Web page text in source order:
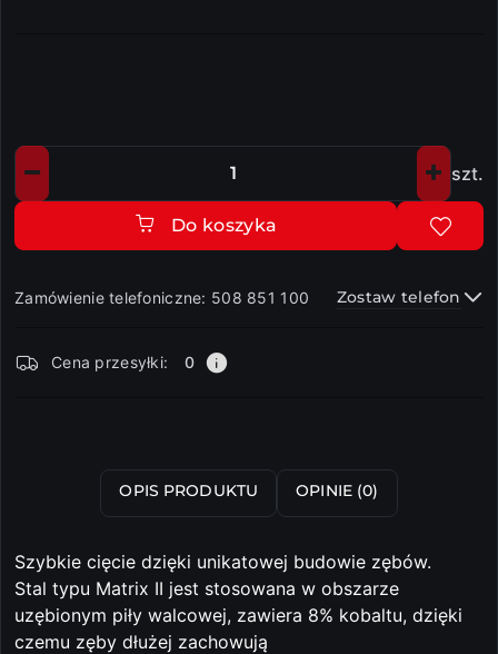
Ilość szt.
Do koszyka
Zamówienie telefoniczne: 508 851 100 Zostaw telefon
i
Cena przesyłki: 0
OPIS PRODUKTU OPINIE (0)
Szybkie cięcie dzięki unikatowej budowie zębów.
Stal typu Matrix II jest stosowana w obszarze
uzębionym piły walcowej, zawiera 8% kobaltu, dzięki
czemu zęby dłużej zachowują